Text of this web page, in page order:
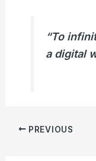
“To
a digital
PREVIOUS